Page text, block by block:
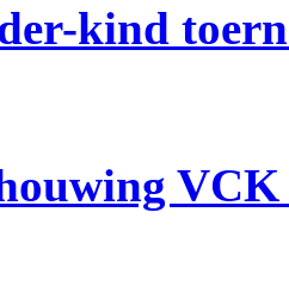
kind
VCK